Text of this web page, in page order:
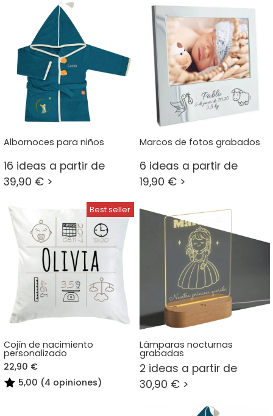
Albornoces para niños
16 ideas a partir de
39,90 € >
Marcos de fotos grabados
6 ideas a partir de
19,90 € >
Cojín de nacimiento
personalizado
22,90 €
5,00 (4 opiniones)
Lámparas nocturnas
grabadas
2 ideas a partir de
30,90 € >